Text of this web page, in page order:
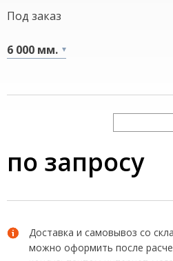
Под заказ
6 000 мм.
по запросу
Доставка и самовывоз со
можно оформить после